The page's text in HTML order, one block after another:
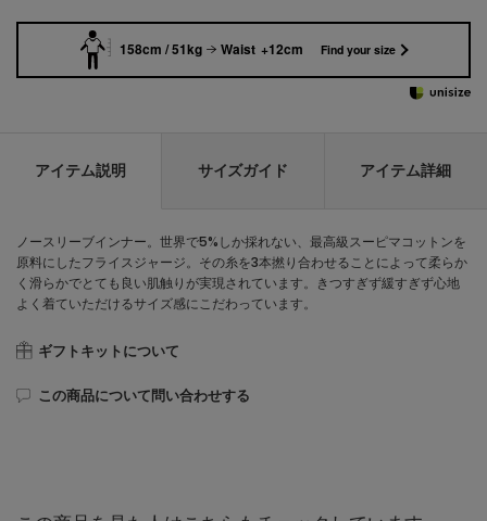
158cm / 51kg Waist +12cm Find your size
アイテム説明 サイズガイド アイテム詳細
ノースリーブインナー。世界で5%しか採れない、最高級スーピマコットンを
原料にしたフライスジャージ。その糸を3本撚り合わせることによって柔らか
く滑らかでとても良い肌触りが実現されています。きつすぎず緩すぎず心地
よく着ていただけるサイズ感にこだわっています。
ギフトキットについて
この商品について問い合わせする